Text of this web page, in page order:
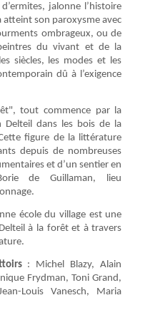
jalonne l’histoire
atteint son paroxysme avec
ombrageux, ou de
du vivant et de la
siècles, les modes et les
dû à l’exigence
tout commence par la
Delteil dans les bois de la
figure de la littérature
depuis de nombreuses
et d’un sentier en
de Guillaman, lieu
école du village est une
à la forêt et à travers
: Michel Blazy, Alain
Frydman, Toni Grand,
Louis Vanesch, Maria